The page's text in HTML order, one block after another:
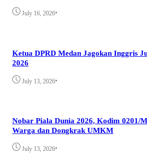
July 16, 2026•
Ketua DPRD Medan Jagokan Inggris
2026
July 13, 2026•
Nobar Piala Dunia 2026, Kodim 0201/
Warga dan Dongkrak UMKM
July 13, 2026•